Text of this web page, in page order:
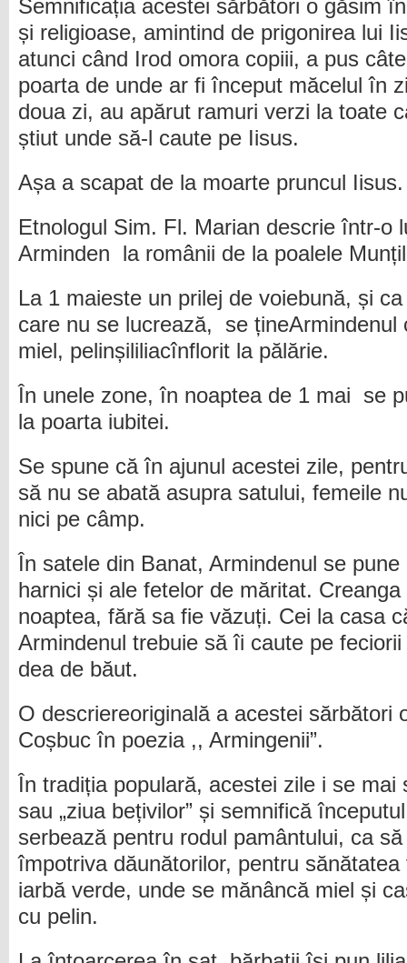
Semnificația acestei sărbători o găsim
și religioase, amintind de prigonirea lui
atunci când Irod omora copiii, a pus
poarta de unde ar fi început măcelul în
doua zi, au apărut ramuri verzi la toate
știut unde să-l caute pe Iisus.
Așa a scapat de la moarte pruncul Iisus.
Etnologul Sim. Fl. Marian descrie într-o
Arminden la românii de la poalele
La 1 maieste un prilej de voiebună, și
care nu se lucrează, se țineArmindenul
miel, pelinșililiacînflorit la pălărie.
În unele zone, în noaptea de 1 mai se
la poarta iubitei.
Se spune că în ajunul acestei zile,
să nu se abată asupra satului, femeile
nici pe câmp.
În satele din Banat, Armindenul se
harnici și ale fetelor de măritat.
noaptea, fără sa fie văzuți. Cei la casa
Armindenul trebuie să îi caute pe
dea de băut.
O descriereoriginală a acestei sărbători
Coșbuc în poezia ,, Armingenii”.
În tradiția populară, acestei zile i se mai
sau „ziua bețivilor” și semnifică
serbează pentru rodul pamântului, ca
împotriva dăunătorilor, pentru
iarbă verde, unde se mănâncă miel și
cu pelin.